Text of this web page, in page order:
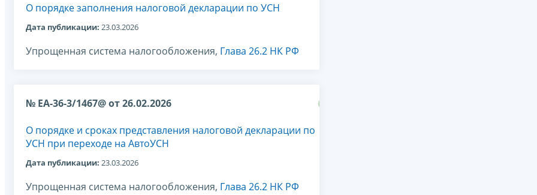
О порядке заполнения налоговой декларации по УСН
Дата публикации: 23.03.2026
Упрощенная система налогообложения, Глава 26.2 НК РФ
№ ЕА-36-3/1467@ от 26.02.2026
О порядке и сроках представления налоговой декларации по
УСН при переходе на АвтоУСН
Дата публикации: 23.03.2026
Упрощенная система налогообложения, Глава 26.2 НК РФ